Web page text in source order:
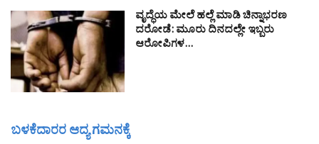
ವೃದ್ಧೆಯ ಮೇಲೆ ಹಲ್ಲೆ ಮಾಡಿ ಚಿನ್ನಾಭರಣ
ದರೋಡೆ: ಮೂರು ದಿನದಲ್ಲೇ ಇಬ್ಬರು
ಆರೋಪಿಗಳ…
ಬಳಕೆದಾರರ ಆದ್ಯ ಗಮನಕ್ಕೆ